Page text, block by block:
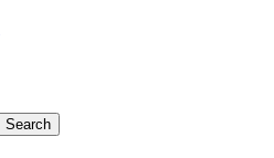
Search